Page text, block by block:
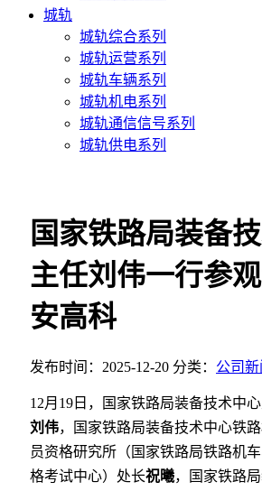
城轨
城轨综合系列
城轨运营系列
城轨车辆系列
城轨机电系列
城轨通信信号系列
城轨供电系列
国家铁路局装备
主任刘伟一行参
安高科
发布时间：2025-12-20 分类： 公司新
12月19日，国家铁路局装备技术中
刘伟，国家铁路局装备技术中心铁
员资格研究所（国家铁路局铁路机
格考试中心）处长祝曦，国家铁路